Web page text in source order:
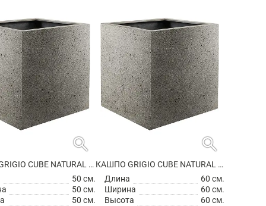
search
КАШПО GRIGIO CUBE NATURAL CONCRETE
50 см.
50 см.
50 см.
search
КАШПО GRIGIO CUBE NATURAL CONCRETE
Длина
60 см.
Ширина
60 см.
Высота
60 см.